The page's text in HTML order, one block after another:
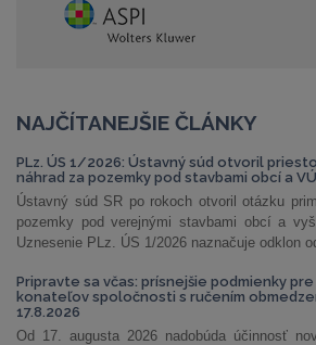
NAJČÍTANEJŠIE ČLÁNKY
PLz. ÚS 1/2026: Ústavný súd otvoril
náhrad za pozemky pod stavbami obcí a
Ústavný súd SR po rokoch otvoril otázku
pozemky pod verejnými stavbami obcí a
Uznesenie PLz. ÚS 1/2026 naznačuje odklon
Pripravte sa včas: prísnejšie podmienky
konateľov spoločnosti s ručením
17.8.2026
Od 17. augusta 2026 nadobúda účinnosť